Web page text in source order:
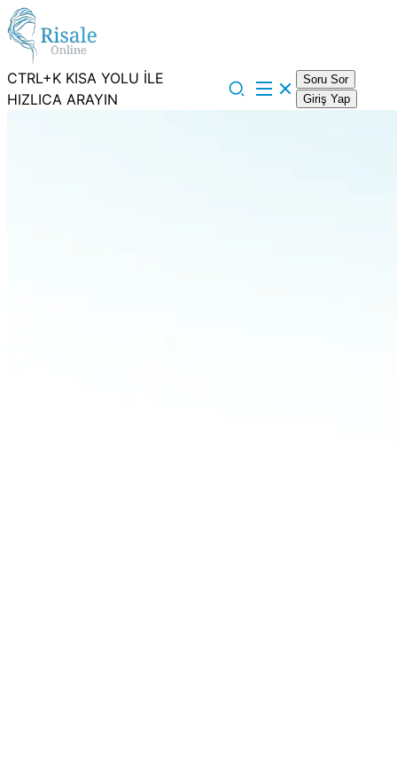
CTRL+K KISA YOLU İLE
HIZLICA ARAYIN
Soru Sor
Giriş Yap